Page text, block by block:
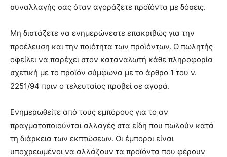
συναλλαγής σας όταν αγοράζετε προϊόντα με δόσεις.
Μη διστάζετε να ενημερώνεστε επακριβώς για την
προέλευση και την ποιότητα των προϊόντων. Ο πωλητής
οφείλει να παρέχει στον καταναλωτή κάθε πληροφορία
σχετική με το προϊόν σύμφωνα με το άρθρο 1 του ν.
2251/94 πριν ο τελευταίος προβεί σε αγορά.
Ενημερωθείτε από τους εμπόρους για το αν
πραγματοποιούνται αλλαγές στα είδη που πωλούν κατά
τη διάρκεια των εκπτώσεων. Οι έμποροι είναι
υποχρεωμένοι να αλλάζουν τα προϊόντα που φέρουν